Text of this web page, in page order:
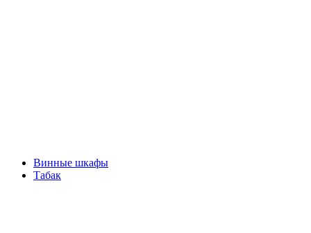
Винные шкафы
Табак